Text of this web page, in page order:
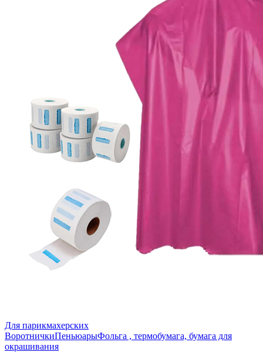
Для парикмахерских
ВоротничкиПеньюарыФольга , термобумага, бумага для
окрашивания